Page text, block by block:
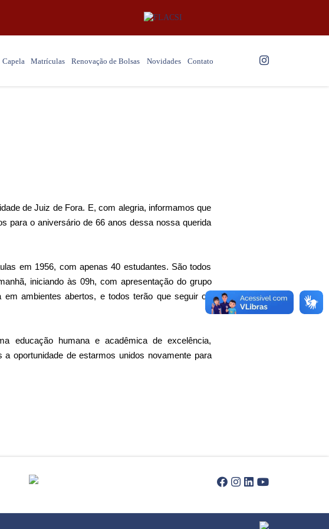
Capela Matrículas Renovação de Bolsas Novidades Contato
de Juiz de Fora. E, com alegria, informamos que
para o aniversário de 66 anos dessa nossa querida
em 1956, com apenas 40 estudantes. São todos
iniciando às 09h, com apresentação do grupo
ambientes abertos, e todos terão que seguir os
educação humana e acadêmica de excelência,
oportunidade de estarmos unidos novamente para